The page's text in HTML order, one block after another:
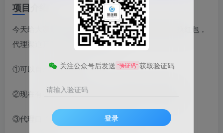
项目介绍
今天给大家带来的项目是《捡钱项目！移动积分兑换红包，
代理渠道开了，轻松日赚1000+》
①可以自己扫码领红包
②现在有渠道，可以开通代理，发圈推广即可赚钱
③代理口子随时会关闭，且开且珍惜
关注公众号后发送 “验证码” 获取验证码
请输入验证码
登录